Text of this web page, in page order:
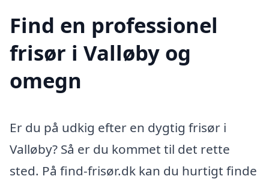
Find en professionel
frisør i Valløby og
omegn
Er du på udkig efter en dygtig frisør i
Valløby? Så er du kommet til det rette
sted. På find-frisør.dk kan du hurtigt finde